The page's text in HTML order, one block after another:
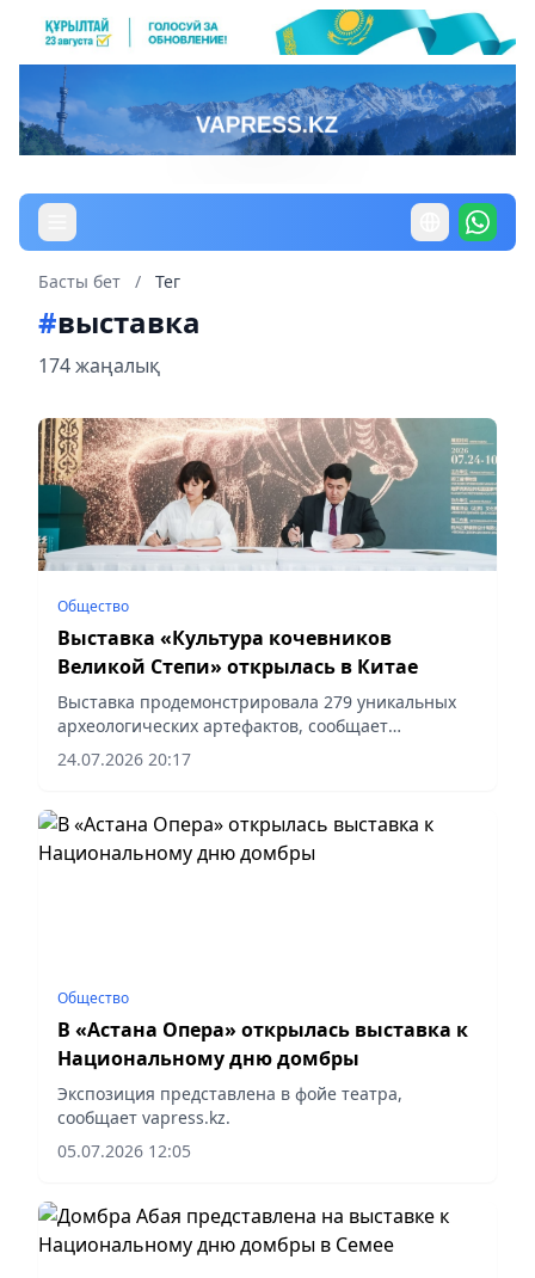
Басты бет / Тег
#выставка
174 жаңалық
Общество
Выставка «Культура кочевников
Великой Степи» открылась в Китае
Выставка продемонстрировала 279 уникальных
археологических артефактов, сообщает
корреспондент vapress.kz.
24.07.2026 20:17
Общество
В «Астана Опера» открылась выставка к
Национальному дню домбры
Экспозиция представлена в фойе театра,
сообщает vapress.kz.
05.07.2026 12:05